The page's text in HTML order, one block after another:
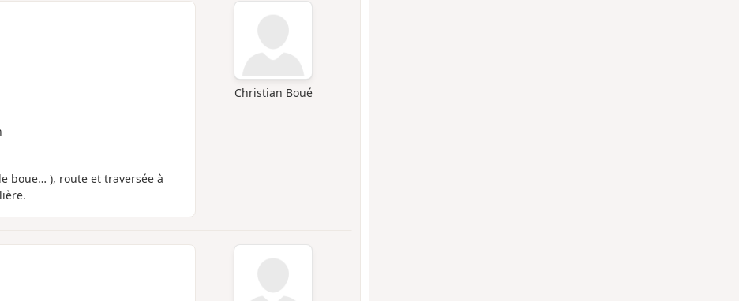
Christian Boué
boue… ), route et traversée à